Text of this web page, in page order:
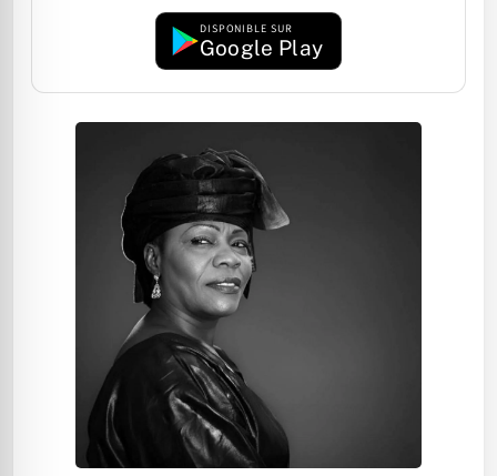
DISPONIBLE SUR
Google Play